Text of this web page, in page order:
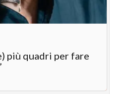
più quadri per fare